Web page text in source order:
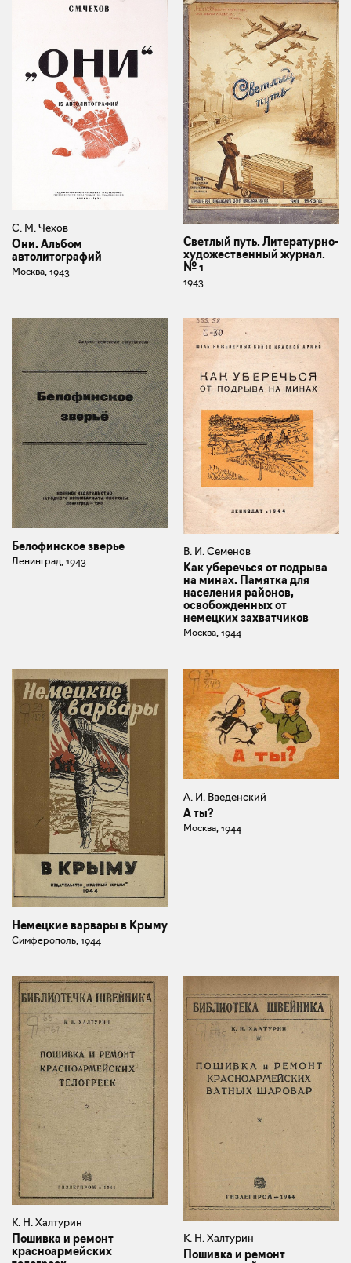
С. М. Чехов
Они. Альбом
автолитографий
Москва, 1943
Светлый путь. Литературно-
художественный журнал.
№ 1
1943
Белофинское зверье
Ленинград, 1943
В. И. Семенов
Как уберечься от подрыва
на минах. Памятка для
населения районов,
освобожденных от
немецких захватчиков
Москва, 1944
Немецкие варвары в Крыму
Симферополь, 1944
А. И. Введенский
А ты?
Москва, 1944
К. Н. Халтурин
Пошивка и ремонт
красноармейских
К. Н. Халтурин
Пошивка и ремонт